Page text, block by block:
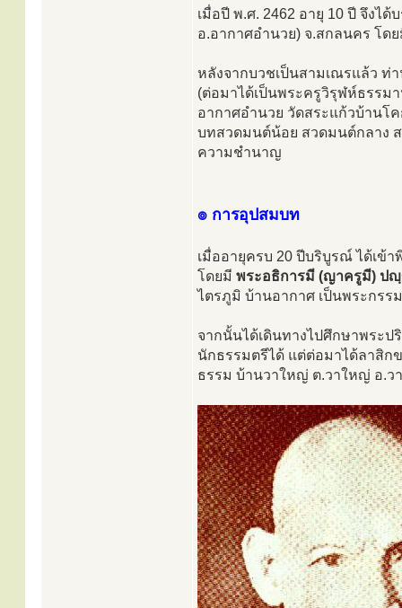
เมื่อปี พ.ศ. 2462 อายุ 10 ปี จึงไ
อ.อากาศอำนวย) จ.สกลนคร โด
หลังจากบวชเป็นสามเณรแล้ว
(ต่อมาได้เป็นพระครูวิรุฬห์ธรรม
อากาศอำนวย วัดสระแก้วบ้านโ
บทสวดมนต์น้อย สวดมนต์กลาง
ความชำนาญ
๏ การอุปสมบท
เมื่ออายุครบ 20 ปีบริบูรณ์ ได้เข้
โดยมี พระอธิการมี (ญาครูมี) ป
ไตรภูมิ บ้านอากาศ เป็นพระกรร
จากนั้นได้เดินทางไปศึกษาพระ
นักธรรมตรีได้ แต่ต่อมาได้ลาสิก
ธรรม บ้านวาใหญ่ ต.วาใหญ่ อ.ว